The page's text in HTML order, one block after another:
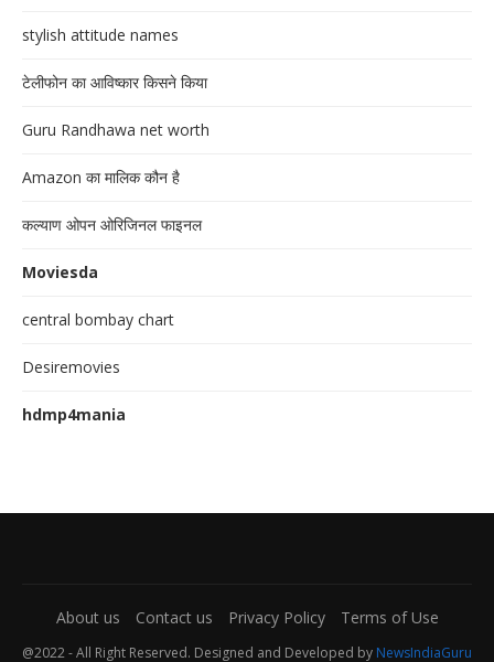
stylish attitude names
टेलीफोन का आविष्कार किसने किया
Guru Randhawa net worth
Amazon का मालिक कौन है
कल्याण ओपन ओरिजिनल फाइनल
Moviesda
central bombay chart
Desiremovies
hdmp4mania
About us Contact us Privacy Policy Terms of Use
@2022 - All Right Reserved. Designed and Developed by NewsIndiaGuru